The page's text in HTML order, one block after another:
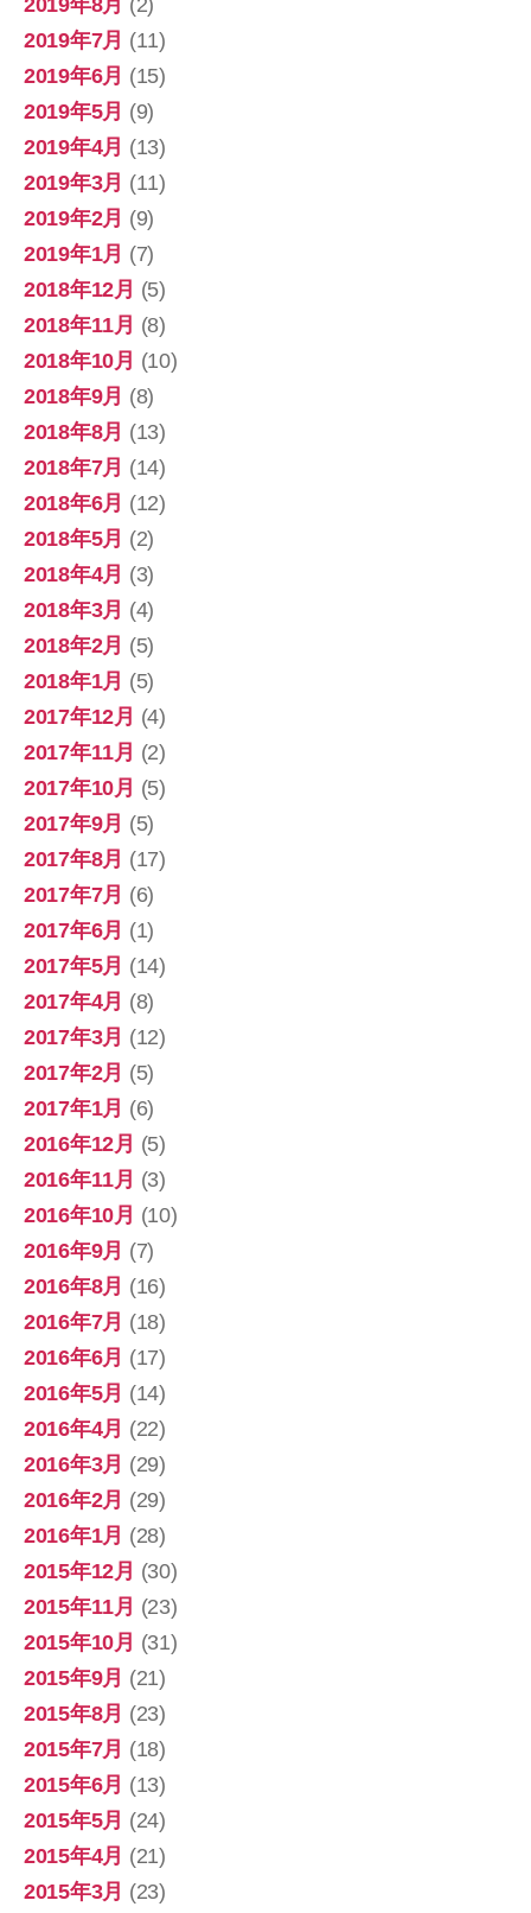
2019年7月 (11)
2019年6月 (15)
2019年5月 (9)
2019年4月 (13)
2019年3月 (11)
2019年2月 (9)
2019年1月 (7)
2018年12月 (5)
2018年11月 (8)
2018年10月 (10)
2018年9月 (8)
2018年8月 (13)
2018年7月 (14)
2018年6月 (12)
2018年5月 (2)
2018年4月 (3)
2018年3月 (4)
2018年2月 (5)
2018年1月 (5)
2017年12月 (4)
2017年11月 (2)
2017年10月 (5)
2017年9月 (5)
2017年8月 (17)
2017年7月 (6)
2017年6月 (1)
2017年5月 (14)
2017年4月 (8)
2017年3月 (12)
2017年2月 (5)
2017年1月 (6)
2016年12月 (5)
2016年11月 (3)
2016年10月 (10)
2016年9月 (7)
2016年8月 (16)
2016年7月 (18)
2016年6月 (17)
2016年5月 (14)
2016年4月 (22)
2016年3月 (29)
2016年2月 (29)
2016年1月 (28)
2015年12月 (30)
2015年11月 (23)
2015年10月 (31)
2015年9月 (21)
2015年8月 (23)
2015年7月 (18)
2015年6月 (13)
2015年5月 (24)
2015年4月 (21)
2015年3月 (23)